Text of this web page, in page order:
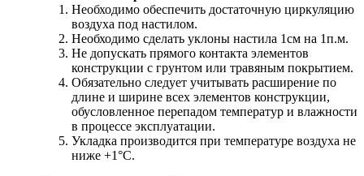
Необходимо обеспечить достаточную циркуляцию
воздуха под настилом.
Необходимо сделать уклоны настила 1см на 1п.м.
Не допускать прямого контакта элементов
конструкции с грунтом или травяным покрытием.
Обязательно следует учитывать расширение по
длине и ширине всех элементов конструкции,
обусловленное перепадом температур и влажности
в процессе эксплуатации.
Укладка производится при температуре воздуха не
ниже +1°С.